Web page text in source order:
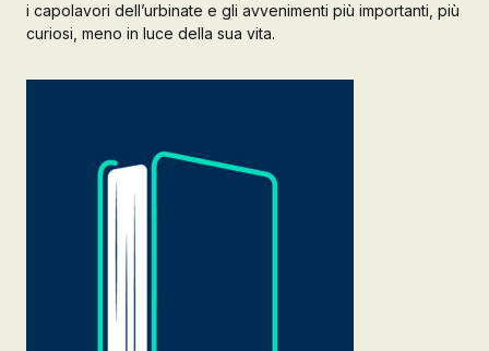
i capolavori dell’urbinate e gli avvenimenti più importanti, più
curiosi, meno in luce della sua vita.